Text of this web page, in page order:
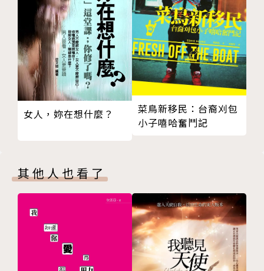
從「為什麼我都做成這樣了還不夠！」
轉變到「原來我並不是做對方希望我做的事，而是我自
以為好的事。」
關於「正確解答」──沒有什麼比較好或比較壞
橘子和蘋果哪個是最棒的水果？
我喜歡橘子的多汁，可是它不脆；我喜歡蘋果的脆，但
如果你喜歡橘子的多汁，就接受它不脆；如果你喜歡蘋
果的脆，就接受它不多汁。
停止尋找唯一正解，你用什麼觀點決定你的答案，
再好的事都有必須付出的代價。
Chapter 4 關於那些政治不正確的議題
背叛與不忠的人也很受傷？
渣男渣女值得被愛嗎
給第三者的三個觀點
Chapter 5 關於下一次戀愛
在愛之前，學會尊重
談一輩子的戀愛：感情變淡與時間無關
女人，妳在想什麼？
菜鳥新移民：台裔刈包
小子嘻哈奮鬥記
其他人也看了